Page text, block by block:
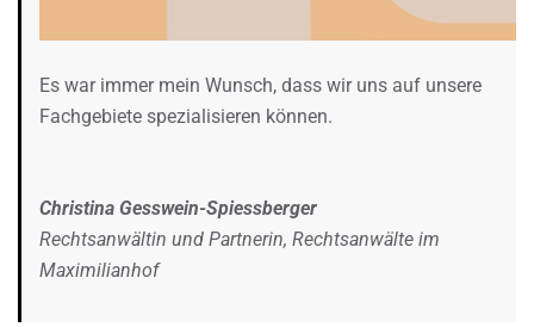
Es war immer mein Wunsch, dass wir uns auf unsere
Fachgebiete spezialisieren können.
Christina Gesswein-Spiessberger
Rechtsanwältin und Partnerin, Rechtsanwälte im
Maximilianhof